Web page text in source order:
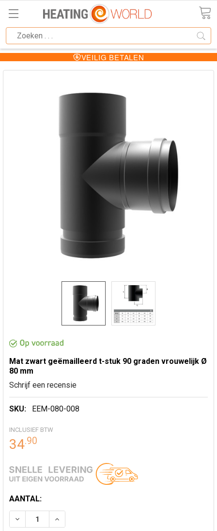
VEILIG BETALEN
Mat zwart geëmailleerd t-stuk 90 graden vrouwelijk Ø
80 mm
Schrijf een recensie
SKU: EEM-080-008
INCLUSIEF BTW
34.90
HUIDIGE
VOORRAAD:
AANTAL:
VERLAAG AANTAL VAN MAT ZWART GEËMAILLEERD
VERHOOG AANTAL VAN MAT ZWART